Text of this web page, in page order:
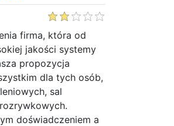
firma, która od
jakości systemy
propozycja
dla tych osób,
sal
doświadczeniem a